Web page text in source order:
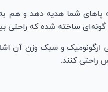
ساخته شده که راحتی
و سبک وزن آن
راحتی کنند.